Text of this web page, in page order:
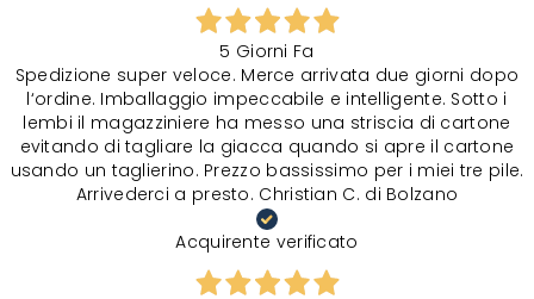
5 Giorni Fa
Spedizione super veloce. Merce arrivata due giorni dopo
l‘ordine. Imballaggio impeccabile e intelligente. Sotto i
lembi il magazziniere ha messo una striscia di cartone
evitando di tagliare la giacca quando si apre il cartone
usando un taglierino. Prezzo bassissimo per i miei tre pile.
Arrivederci a presto. Christian C. di Bolzano
Acquirente verificato